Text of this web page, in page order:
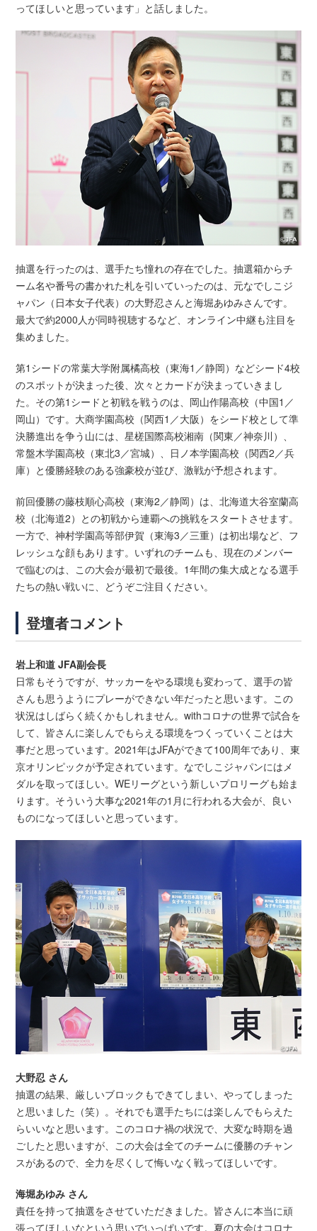
ってほしいと思っています」と話しました。
抽選を行ったのは、選手たち憧れの存在でした。抽選箱からチ
ーム名や番号の書かれた札を引いていったのは、元なでしこジ
ャパン（日本女子代表）の大野忍さんと海堀あゆみさんです。
最大で約2000人が同時視聴するなど、オンライン中継も注目を
集めました。
第1シードの常葉大学附属橘高校（東海1／静岡）などシード4校
のスポットが決まった後、次々とカードが決まっていきまし
た。その第1シードと初戦を戦うのは、岡山作陽高校（中国1／
岡山）です。大商学園高校（関西1／大阪）をシード校として準
決勝進出を争う山には、星槎国際高校湘南（関東／神奈川）、
常盤木学園高校（東北3／宮城）、日ノ本学園高校（関西2／兵
庫）と優勝経験のある強豪校が並び、激戦が予想されます。
前回優勝の藤枝順心高校（東海2／静岡）は、北海道大谷室蘭高
校（北海道2）との初戦から連覇への挑戦をスタートさせます。
一方で、神村学園高等部伊賀（東海3／三重）は初出場など、フ
レッシュな顔もあります。いずれのチームも、現在のメンバー
で臨むのは、この大会が最初で最後。1年間の集大成となる選手
たちの熱い戦いに、どうぞご注目ください。
登壇者コメント
岩上和道 JFA副会長
日常もそうですが、サッカーをやる環境も変わって、選手の皆
さんも思うようにプレーができない年だったと思います。この
状況はしばらく続くかもしれません。withコロナの世界で試合を
して、皆さんに楽しんでもらえる環境をつくっていくことは大
事だと思っています。2021年はJFAができて100周年であり、東
京オリンピックが予定されています。なでしこジャパンにはメ
ダルを取ってほしい。WEリーグという新しいプロリーグも始ま
ります。そういう大事な2021年の1月に行われる大会が、良い
ものになってほしいと思っています。
大野忍 さん
抽選の結果、厳しいブロックもできてしまい、やってしまった
と思いました（笑）。それでも選手たちには楽しんでもらえた
らいいなと思います。このコロナ禍の状況で、大変な時期を過
ごしたと思いますが、この大会は全てのチームに優勝のチャン
スがあるので、全力を尽くして悔いなく戦ってほしいです。
海堀あゆみ さん
責任を持って抽選をさせていただきました。皆さんに本当に頑
張ってほしいなという思いでいっぱいです。夏の大会はコロナ